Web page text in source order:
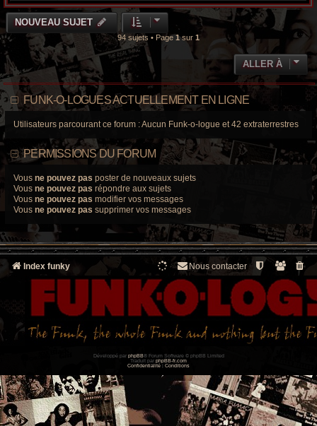
NOUVEAU SUJET
94 sujets • Page 1sur 1
ALLER À
FUNK-O-LOGUES ACTUELLEMENT EN LIGNE
Utilisateurs parcourant ce forum : Aucun Funk-o-logue et 42 extraterrestres
PERMISSIONS DU FORUM
Vous ne pouvez pas poster de nouveaux sujets
Vous ne pouvez pas répondre aux sujets
Vous ne pouvez pas modifier vos messages
Vous ne pouvez pas supprimer vos messages
Index funky Nous contacter
Développé par phpBB® Forum Software © phpBB Limited
Traduit par phpBB-fr.com
Confidentialité
Conditions